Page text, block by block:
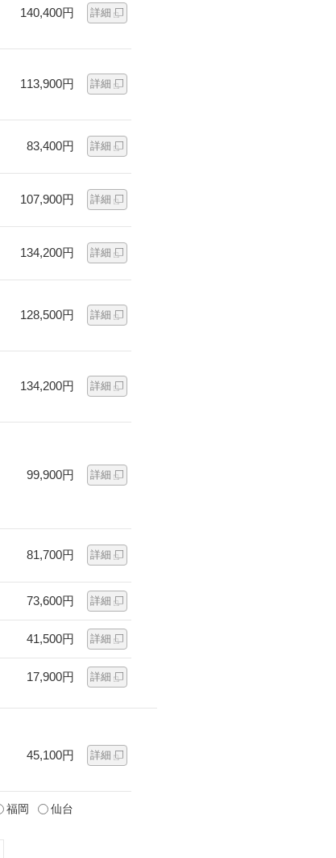
140,400円 詳細
113,900円 詳細
83,400円 詳細
107,900円 詳細
134,200円 詳細
128,500円 詳細
134,200円 詳細
99,900円 詳細
81,700円 詳細
73,600円 詳細
41,500円 詳細
17,900円 詳細
45,100円 詳細
福岡 仙台